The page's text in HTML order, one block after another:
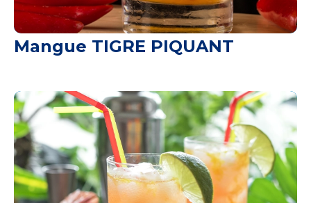
Mangue TIGRE PIQUANT